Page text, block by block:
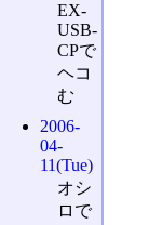
EX-
USB-
CPで
ヘコ
む
2006-
04-
11(Tue)
オシ
ロで